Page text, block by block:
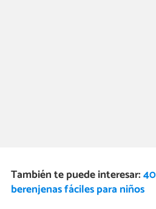
También te puede interesar:
berenjenas fáciles para niños